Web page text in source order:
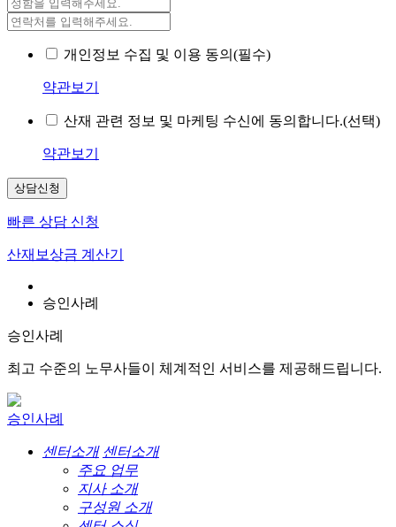
개인정보 수집 및 이용 동의(필수)
약관보기
산재 관련 정보 및 마케팅 수신에 동의합니다.(선택)
약관보기
상담신청
빠른 상담 신청
산재보상금 계산기
승인사례
승인사례
최고 수준의 노무사들이 체계적인 서비스를 제공해드립니다.
승인사례
센터소개 센터소개
주요 업무
지사 소개
구성원 소개